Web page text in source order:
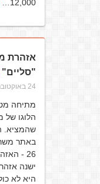
12,000…
אזהרת
24 באוקטובר 2016
מתיחה
הלוגו
שהמציא.
26 -
ישנה
היא לא